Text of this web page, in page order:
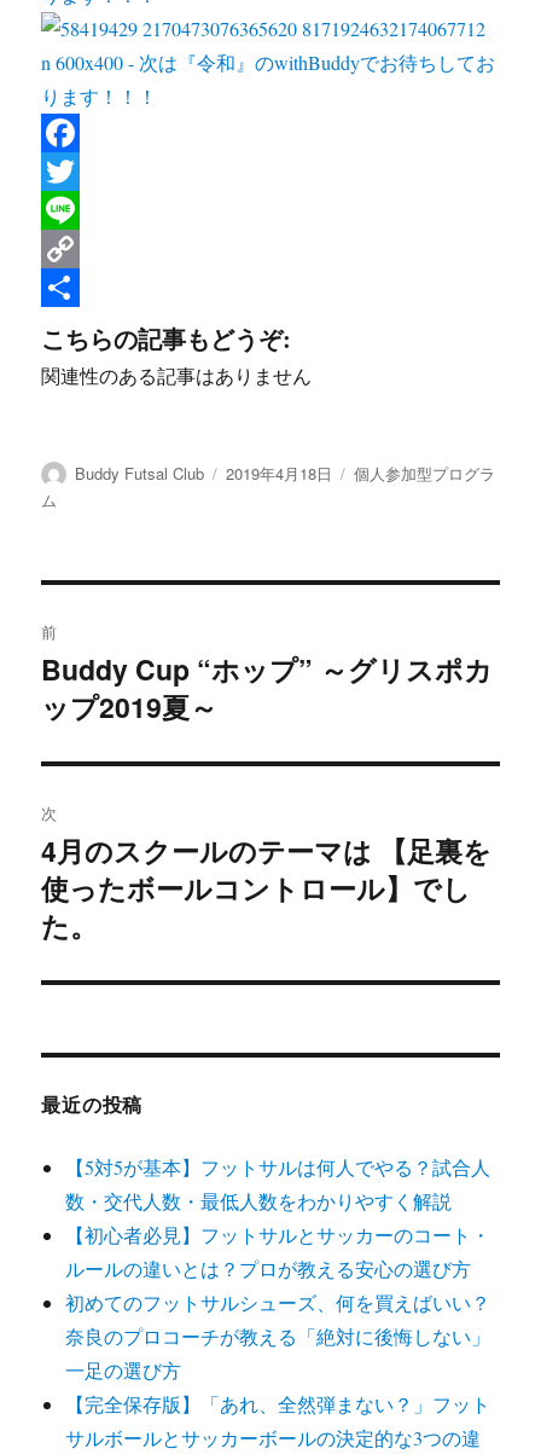
F
a
c
e
b
o
T
w
t
t
L
n
e
C
o
p
i
共
有
こちらの記事もどうぞ:
関連性のある記事はありません
投
Buddy Futsal Club
投
2019年4月18日
カ
個人参加型プログラ
ム
稿
ナ
ビ
ゲ
ー
シ
前
前
の
稿:
Buddy Cup “ホップ” ～グリスポカ
ップ2019夏～
次
次
の
投
稿:
4月のスクールのテーマは 【足裏を
使ったボールコントロール】でし
た。
最近の投稿
【5対5が基本】フットサルは何人でやる？試合人
数・交代人数・最低人数をわかりやすく解説
【初心者必見】フットサルとサッカーのコート・
ルールの違いとは？プロが教える安心の選び方
初めてのフットサルシューズ、何を買えばいい？
奈良のプロコーチが教える「絶対に後悔しない」
一足の選び方
【完全保存版】「あれ、全然弾まない？」フット
サルボールとサッカーボールの決定的な3つの違